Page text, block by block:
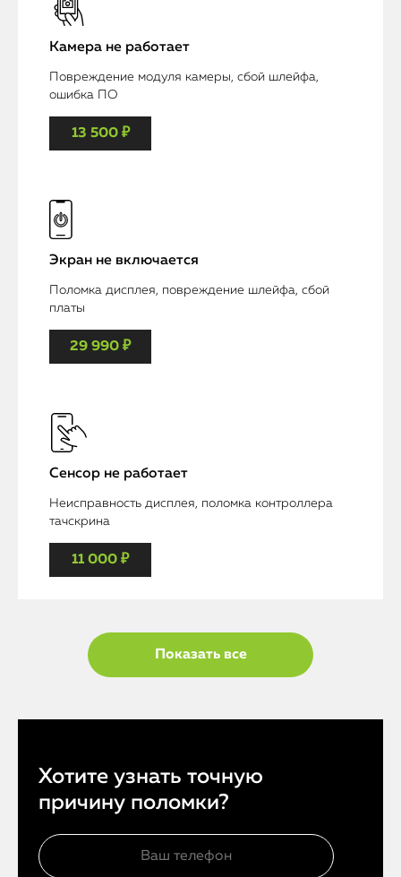
Камера не работает
Повреждение модуля камеры, сбой шлейфа,
ошибка ПО
13 500 ₽
Экран не включается
Поломка дисплея, повреждение шлейфа, сбой
платы
29 990 ₽
Сенсор не работает
Неисправность дисплея, поломка контроллера
тачскрина
11 000 ₽
Показать все
Хотите узнать точную
причину поломки?